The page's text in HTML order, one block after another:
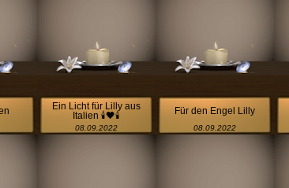
Ein Licht für Lilly aus
Italien 🕯🖤🕯
08.09.2022
Für den Engel Lilly
08.09.2022